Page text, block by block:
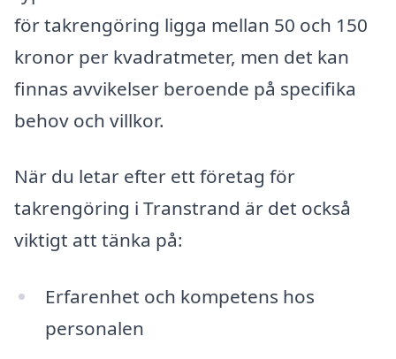
för takrengöring ligga mellan 50 och 150
kronor per kvadratmeter, men det kan
finnas avvikelser beroende på specifika
behov och villkor.
När du letar efter ett företag för
takrengöring i Transtrand är det också
viktigt att tänka på:
Erfarenhet och kompetens hos
personalen